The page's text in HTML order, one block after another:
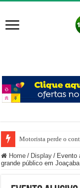
Motorista perde o
Home / Display / Evento
grande público em Joaçaba